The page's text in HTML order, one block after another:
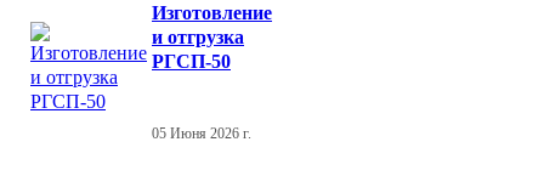
Изготовление
и отгрузка
РГСП-50
05 Июня 2026 г.